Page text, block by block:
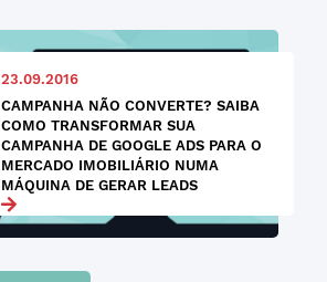
23.09.2016
CAMPANHA NÃO CONVERTE? SAIBA
COMO TRANSFORMAR SUA
CAMPANHA DE GOOGLE ADS PARA O
MERCADO IMOBILIÁRIO NUMA
MÁQUINA DE GERAR LEADS